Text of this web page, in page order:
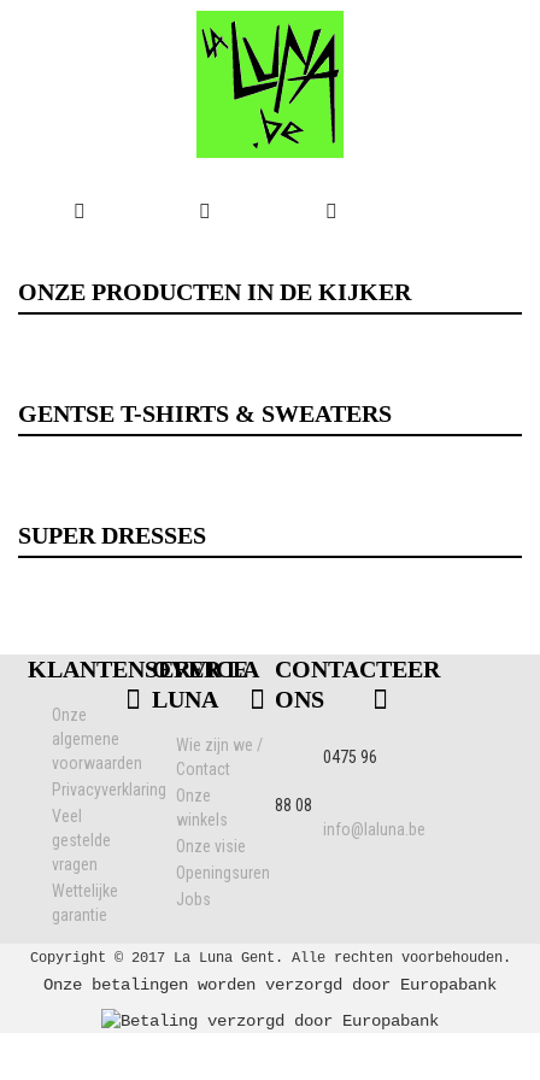
DE
ONZE PRODUCTEN IN DE KIJKER
GENTSE T-SHIRTS & SWEATERS
SUPER DRESSES
KLANTENSERVICE
Onze
algemene
voorwaarden
Privacyverklaring
Veel
gestelde
vragen
Wettelijke
garantie
OVER LA
LUNA
Wie zijn we /
Contact
Onze
winkels
Onze visie
Openingsuren
Jobs
CONTACTEER
ONS
0475 96
88 08
info@laluna.be
Copyright © 2017 La Luna Gent. Alle rechten voorbehouden.
Onze betalingen worden verzorgd door Europabank